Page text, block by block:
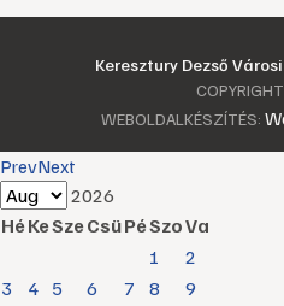
Keresztury Dezső
WEBOLDALKÉSZÍTÉS:
PrevNext
2026
HéKeSzeCsüPéSzoVa
1
2
3
4 5 6 7 8 9